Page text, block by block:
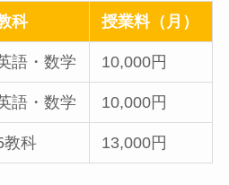
科 授業料（月）
語・数学 10,000円
語・数学 10,000円
教科 13,000円